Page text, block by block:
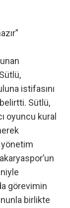
istifasını
Sütlü,
oyuncu kural
görevimin
birlikte